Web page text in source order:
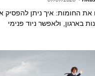
את החומות: איך ניתן להפסיק
בארגון, ולאפשר ניוד פנימי